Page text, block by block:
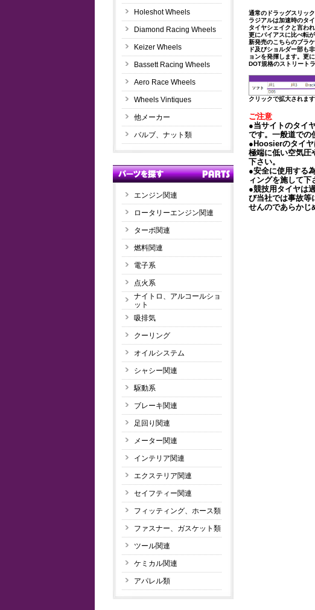
Holeshot Wheels
Diamond Racing Wheels
Keizer Wheels
Bassett Racing Wheels
Aero Race Wheels
Wheels Vintiques
他メーカー
バルブ、ナット類
エンジン関連
ロータリーエンジン関連
ターボ関連
燃料関連
電子系
点火系
ナイトロ、アルコールショ
ット
吸排気
クーリング
オイルシステム
シャシー関連
駆動系
ブレーキ関連
足回り関連
メーター関連
インテリア関連
エクステリア関連
セイフティー関連
フィッティング、ホース類
ファスナー、ガスケット類
ツール関連
ケミカル関連
アパレル類
2019
通常のドラッグスリッ
ラジアルは加速時のタ
タイヤシェイクと言わ
更にバイアスに比べ転
新発売のこちらのブラ
ド及びショルダー部も
ョンを発揮します。更
DOT規格のストリート
クリックで拡大されます
ご注意
●当サイトのタイ
です。一般道での
●Hoosierのタイヤ
極端に低い空気圧
下さい。
●安全に使用する
ィングを施して下
●競技用タイヤは
び当社では事故等
せんのであらかじ